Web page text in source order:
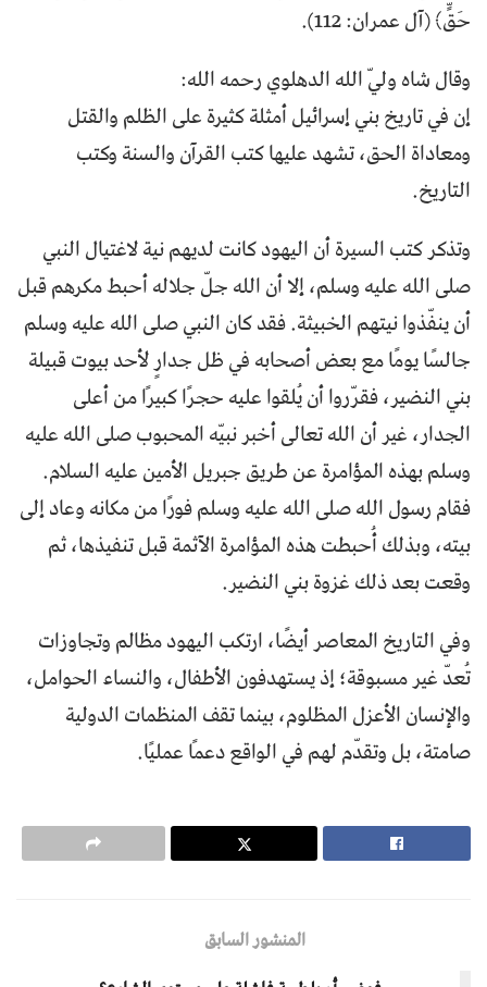
حَقٍّ﴾ (آل عمران: 112).
وقال شاه وليّ الله الدهلوي رحمه الله:
إن في تاريخ بني إسرائيل أمثلة كثيرة على الظلم والقتل
ومعاداة الحق، تشهد عليها كتب القرآن والسنة وكتب
التاريخ.
وتذكر كتب السيرة أن اليهود كانت لديهم نية لاغتيال النبي
صلى الله عليه وسلم، إلا أن الله جلّ جلاله أحبط مكرهم قبل
أن ينفّذوا نيتهم الخبيثة. فقد كان النبي صلى الله عليه وسلم
جالسًا يومًا مع بعض أصحابه في ظل جدارٍ لأحد بيوت قبيلة
بني النضير، فقرّروا أن يُلقوا عليه حجرًا كبيرًا من أعلى
الجدار، غير أن الله تعالى أخبر نبيّه المحبوب صلى الله عليه
وسلم بهذه المؤامرة عن طريق جبريل الأمين عليه السلام.
فقام رسول الله صلى الله عليه وسلم فورًا من مكانه وعاد إلى
بيته، وبذلك أُحبطت هذه المؤامرة الآثمة قبل تنفيذها، ثم
وقعت بعد ذلك غزوة بني النضير.
وفي التاريخ المعاصر أيضًا، ارتكب اليهود مظالم وتجاوزات
تُعدّ غير مسبوقة؛ إذ يستهدفون الأطفال، والنساء الحوامل،
والإنسان الأعزل المظلوم، بينما تقف المنظمات الدولية
صامتة، بل وتقدّم لهم في الواقع دعمًا عمليًا.
المنشور السابق